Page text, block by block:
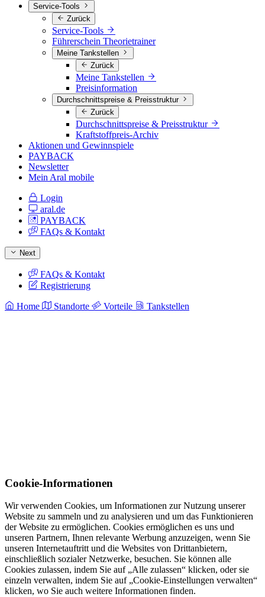
Service-Tools
Zurück
Service-Tools
Führerschein Theorietrainer
Meine Tankstellen
Zurück
Meine Tankstellen
Preisinformation
Durchschnittspreise & Preisstruktur
Zurück
Durchschnittspreise & Preisstruktur
Kraftstoffpreis-Archiv
Aktionen und Gewinnspiele
PAYBACK
Newsletter
Mein Aral mobile
Login
aral.de
PAYBACK
FAQs & Kontakt
Next
FAQs & Kontakt
Registrierung
Home Standorte Vorteile Tankstellen
Cookie-Informationen
Wir verwenden Cookies, um Informationen zur Nutzung unserer
Website zu sammeln und zu analysieren und um das Funktionieren
der Website zu ermöglichen. Cookies ermöglichen es uns und
unseren Partnern, Ihnen relevante Werbung anzuzeigen, wenn Sie
unseren Internetauftritt und die Websites von Drittanbietern,
einschließlich sozialer Netzwerke, besuchen. Sie können alle
Cookies zulassen, indem Sie auf „Alle zulassen“ klicken, oder sie
einzeln verwalten, indem Sie auf „Cookie-Einstellungen verwalten“
klicken, wo Sie auch weitere Informationen finden.